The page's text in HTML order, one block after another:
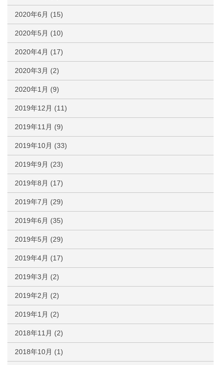
2020年6月 (15)
2020年5月 (10)
2020年4月 (17)
2020年3月 (2)
2020年1月 (9)
2019年12月 (11)
2019年11月 (9)
2019年10月 (33)
2019年9月 (23)
2019年8月 (17)
2019年7月 (29)
2019年6月 (35)
2019年5月 (29)
2019年4月 (17)
2019年3月 (2)
2019年2月 (2)
2019年1月 (2)
2018年11月 (2)
2018年10月 (1)